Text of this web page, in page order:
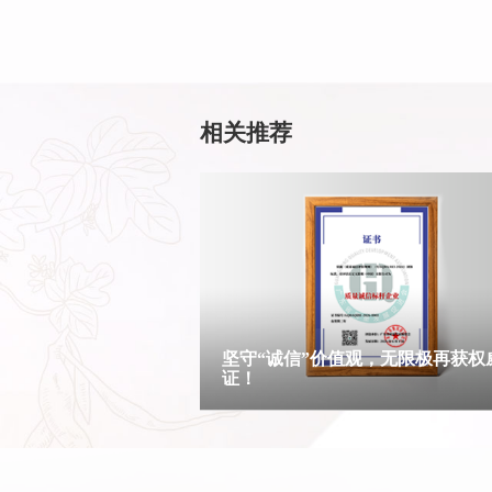
相关推荐
坚守“诚信”价值观，无限极再获权
证！